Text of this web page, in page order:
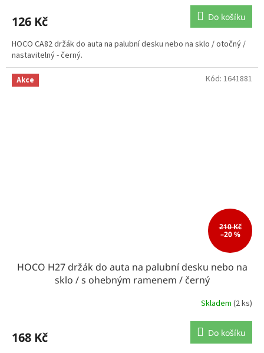
126 Kč Do košíku
HOCO CA82 držák do auta na palubní desku nebo na sklo / otočný /
nastavitelný - černý.
Akce
210 Kč
–20 %
HOCO H27 držák do auta na palubní desku nebo na
sklo / s ohebným ramenem / černý
Skladem (2 ks)
168 Kč Do košíku
Kód: 1641881